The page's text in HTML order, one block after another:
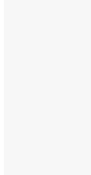
Alamat email Anda tidak